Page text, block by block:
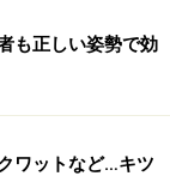
も正しい姿勢で効
ワットなど…キツ